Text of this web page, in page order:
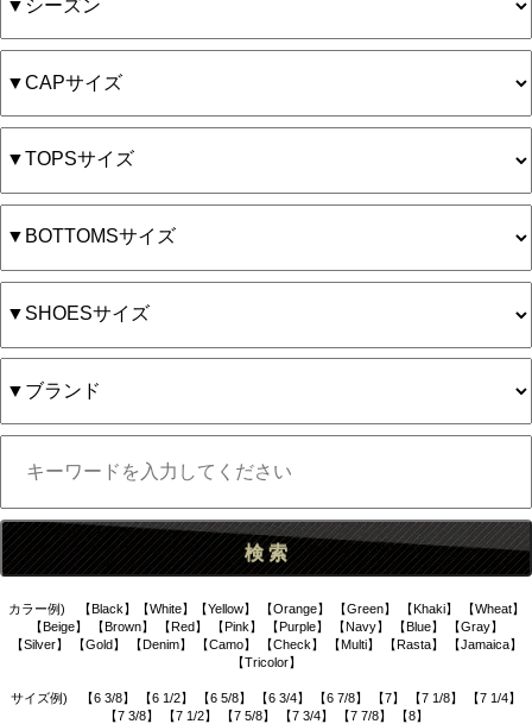
カラー例) 【Black】【White】【Yellow】 【Orange】 【Green】 【Khaki】 【Wheat】
【Beige】 【Brown】 【Red】 【Pink】 【Purple】 【Navy】 【Blue】 【Gray】
【Silver】 【Gold】 【Denim】 【Camo】 【Check】 【Multi】 【Rasta】 【Jamaica】
【Tricolor】
サイズ例) 【6 3/8】 【6 1/2】 【6 5/8】 【6 3/4】 【6 7/8】 【7】 【7 1/8】 【7 1/4】
【7 3/8】 【7 1/2】 【7 5/8】 【7 3/4】 【7 7/8】 【8】